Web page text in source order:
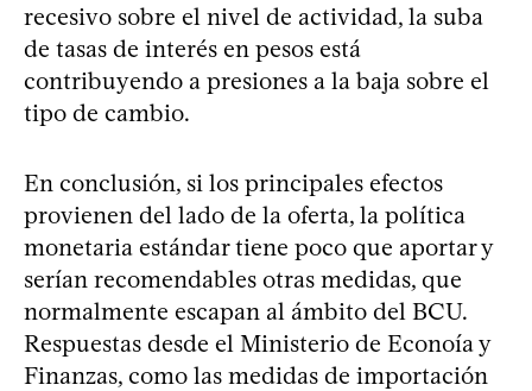
recesivo sobre el nivel de actividad, la suba
de tasas de interés en pesos está
contribuyendo a presiones a la baja sobre el
tipo de cambio.
En conclusión, si los principales efectos
provienen del lado de la oferta, la política
monetaria estándar tiene poco que aportar y
serían recomendables otras medidas, que
normalmente escapan al ámbito del BCU.
Respuestas desde el Ministerio de Econoía y
Finanzas, como las medidas de importación